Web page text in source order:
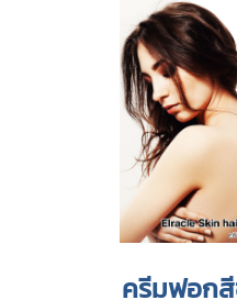
ครีมฟอกสี